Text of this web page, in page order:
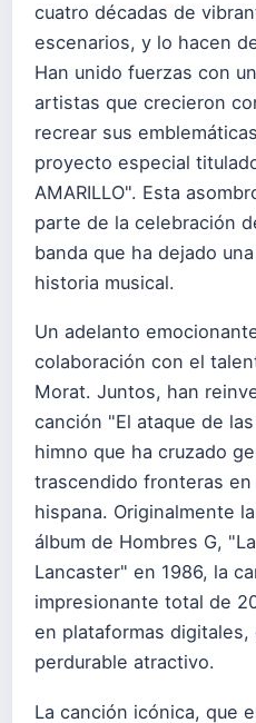
cuatro décadas de
escenarios, y lo hacen
Han unido fuerzas con
artistas que crecieron
recrear sus
proyecto especial
AMARILLO". Esta
parte de la celebración
banda que ha dejado
historia musical.
Un adelanto
colaboración con el
Morat. Juntos, han
canción "El ataque de
himno que ha cruzado
trascendido fronteras en
hispana. Originalmente
álbum de Hombres G,
Lancaster" en 1986, la
impresionante total de
en plataformas digitales,
perdurable atractivo.
La canción icónica, que